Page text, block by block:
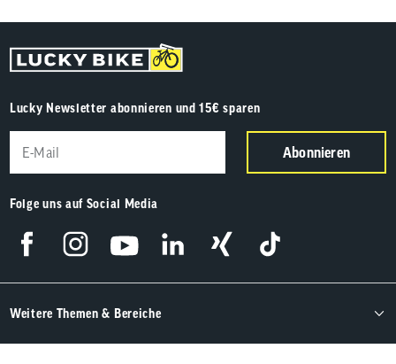
Lucky Newsletter abonnieren und 15€ sparen
Abonnieren
Folge uns auf Social Media
Weitere Themen & Bereiche